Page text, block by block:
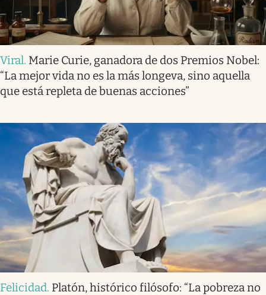
Viral. Marie Curie, ganadora de dos Premios Nobel:
“La mejor vida no es la más longeva, sino aquella
que está repleta de buenas acciones”
Felicidad. Platón, histórico filósofo: “La pobreza no